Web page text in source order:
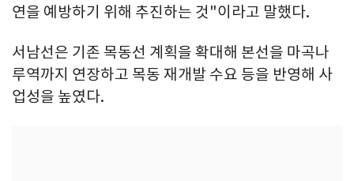
연을 예방하기 위해 추진하는 것"이라고 말했다.
서남선은 기존 목동선 계획을 확대해 본선을 마곡나
루역까지 연장하고 목동 재개발 수요 등을 반영해 사
업성을 높였다.